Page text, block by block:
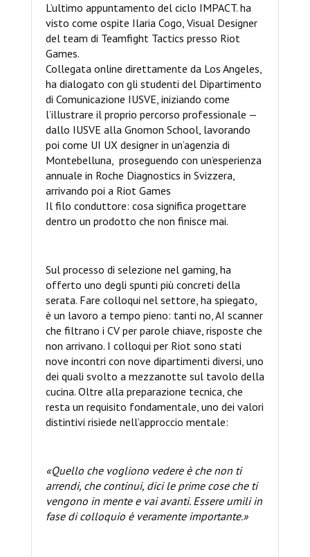
L’ultimo appuntamento del ciclo IMPACT. ha
visto come ospite Ilaria Cogo, Visual Designer
del team di Teamfight Tactics presso Riot
Games.
Collegata online direttamente da Los Angeles,
ha dialogato con gli studenti del Dipartimento
di Comunicazione IUSVE, iniziando come
l’illustrare il proprio percorso professionale —
dallo IUSVE alla Gnomon School, lavorando
poi come UI UX designer in un’agenzia di
Montebelluna, proseguendo con un’esperienza
annuale in Roche Diagnostics in Svizzera,
arrivando poi a Riot Games
Il filo conduttore: cosa significa progettare
dentro un prodotto che non finisce mai.
Sul processo di selezione nel gaming, ha
offerto uno degli spunti più concreti della
serata. Fare colloqui nel settore, ha spiegato,
è un lavoro a tempo pieno: tanti no, AI scanner
che filtrano i CV per parole chiave, risposte che
non arrivano. I colloqui per Riot sono stati
nove incontri con nove dipartimenti diversi, uno
dei quali svolto a mezzanotte sul tavolo della
cucina. Oltre alla preparazione tecnica, che
resta un requisito fondamentale, uno dei valori
distintivi risiede nell’approccio mentale:
«Quello che vogliono vedere è che non ti
arrendi, che continui, dici le prime cose che ti
vengono in mente e vai avanti. Essere umili in
fase di colloquio è veramente importante.»